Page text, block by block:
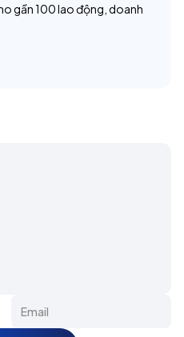
gần 100 lao động, doanh